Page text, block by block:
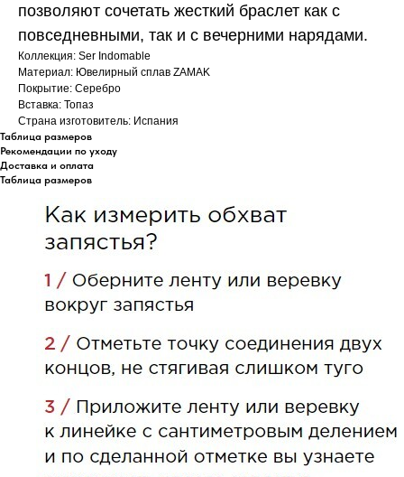
позволяют сочетать жесткий браслет как с
повседневными, так и с вечерними нарядами.
Коллекция: Ser Indomable
Материал: Ювелирный сплав ZAMAK
Покрытие: Серебро
Вставка: Топаз
Страна изготовитель: Испания
Таблица размеров
Рекомендации по уходу
Доставка и оплата
Таблица размеров